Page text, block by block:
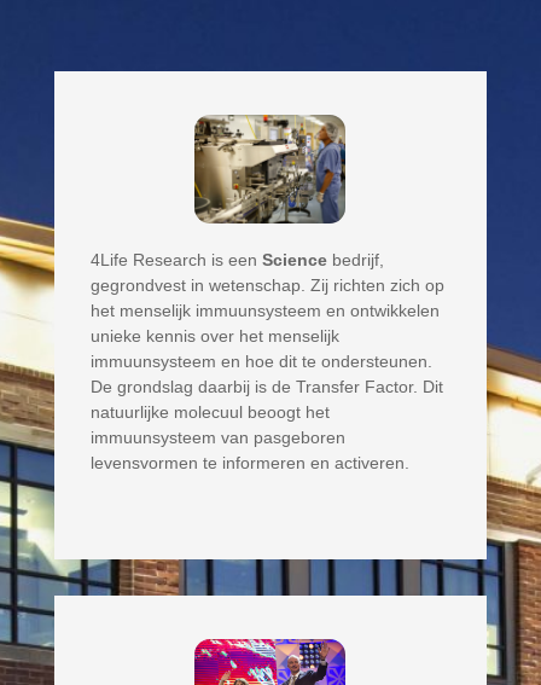
4Life Research is een Sciencebedrijf,
gegrondvest in wetenschap. Zij richten zich op
het menselijk immuunsysteem en ontwikkelen
unieke kennis over het menselijk
immuunsysteem en hoe dit te ondersteunen.
De grondslag daarbij is de Transfer Factor. Dit
natuurlijke molecuul beoogt het
immuunsysteem van pasgeboren
levensvormen te informeren en activeren.